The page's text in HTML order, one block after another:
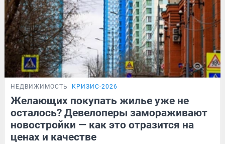
НЕДВИЖИМОСТЬ КРИЗИС-2026
Желающих покупать жилье уже не
осталось? Девелоперы замораживают
новостройки — как это отразится на
ценах и качестве